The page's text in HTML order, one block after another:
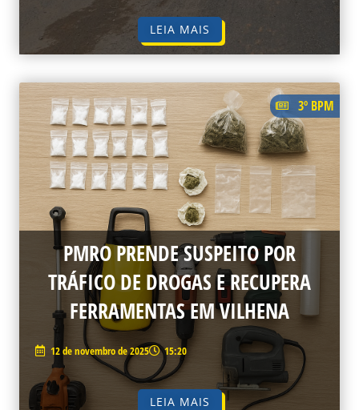
LEIA MAIS
3º BPM
PMRO PRENDE SUSPEITO POR
TRÁFICO DE DROGAS E RECUPERA
FERRAMENTAS EM VILHENA
12 de novembro de 2025 15:20
LEIA MAIS